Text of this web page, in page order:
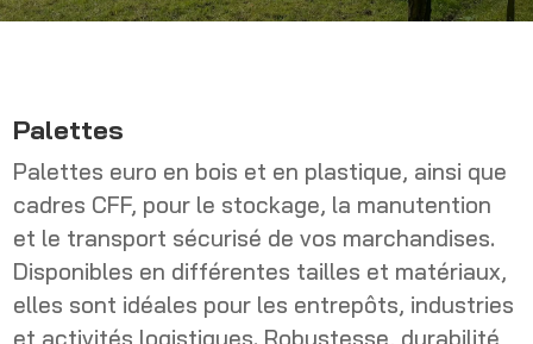
Palettes
Palettes euro en bois et en plastique, ainsi que
cadres CFF, pour le stockage, la manutention
et le transport sécurisé de vos marchandises.
Disponibles en différentes tailles et matériaux,
elles sont idéales pour les entrepôts, industries
et activités logistiques. Robustesse, durabilité